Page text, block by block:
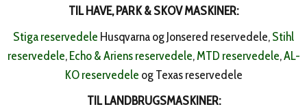
TIL HAVE, PARK & SKOV MASKINER:
Stiga reservedele Husqvarna og Jonsered reservedele,Stihl
reservedele,Echo & Ariens reservedele,MTD reservedele,AL-
KO reservedele og Texas reservedele
TIL LANDBRUGSMASKINER: